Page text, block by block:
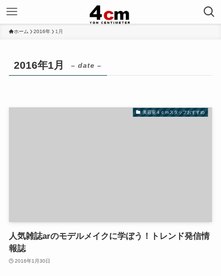
ホーム 2016年 1月
2016年1月 – date –
美容室４ｃｍスタッフおすすめ
人気雑誌arのモデルメイクに学ぼう！トレンド発信情
報誌
2016年1月30日